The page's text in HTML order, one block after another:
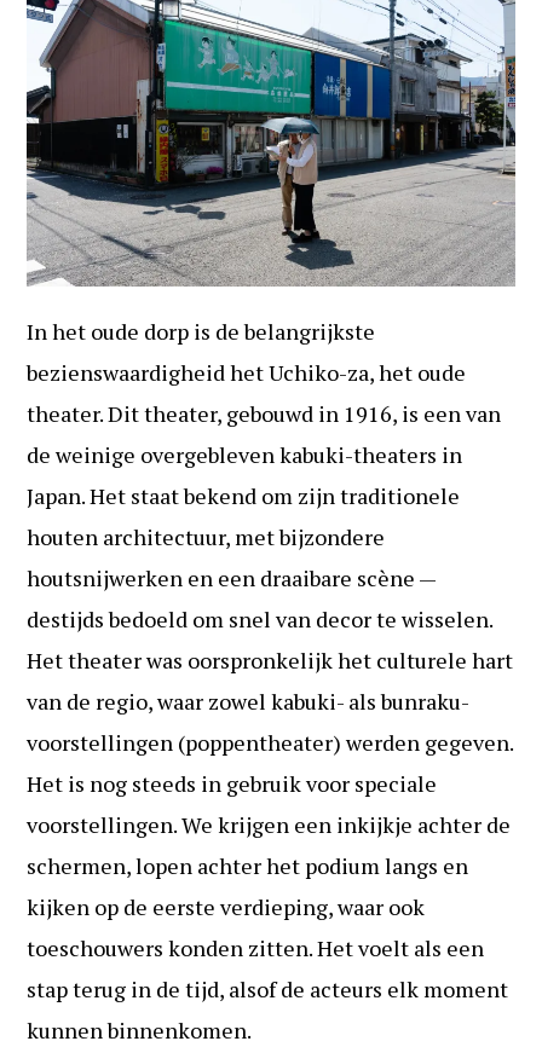
In het oude dorp is de belangrijkste
bezienswaardigheid het Uchiko-za, het oude
theater. Dit theater, gebouwd in 1916, is een van
de weinige overgebleven kabuki-theaters in
Japan. Het staat bekend om zijn traditionele
houten architectuur, met bijzondere
houtsnijwerken en een draaibare scène —
destijds bedoeld om snel van decor te wisselen.
Het theater was oorspronkelijk het culturele hart
van de regio, waar zowel kabuki- als bunraku-
voorstellingen (poppentheater) werden gegeven.
Het is nog steeds in gebruik voor speciale
voorstellingen. We krijgen een inkijkje achter de
schermen, lopen achter het podium langs en
kijken op de eerste verdieping, waar ook
toeschouwers konden zitten. Het voelt als een
stap terug in de tijd, alsof de acteurs elk moment
kunnen binnenkomen.